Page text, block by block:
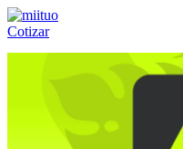
Cotizar
(55) 84-21-05-00